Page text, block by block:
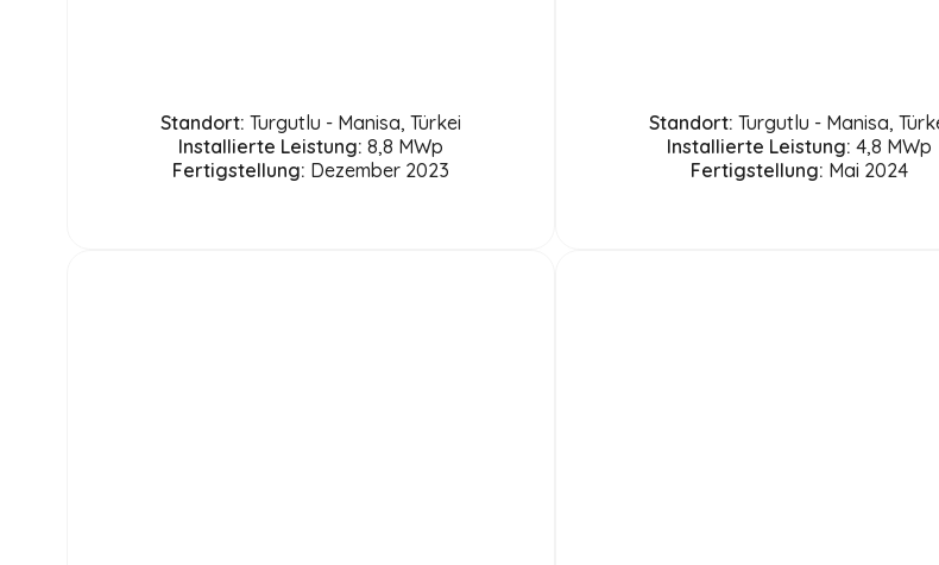
Standort: Turgutlu - Manisa, Türkei
Installierte Leistung: 8,8 MWp
Fertigstellung: Dezember 2023
Standort: Turgutlu - Manisa,
Installierte Leistung: 4,8 MWp
Fertigstellung: Mai 2024